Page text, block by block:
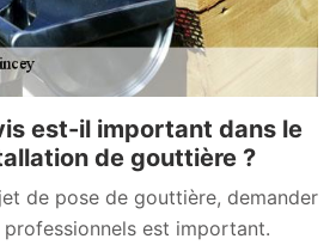
est-il important dans le
de gouttière ?
de pose de gouttière, demander
est important.